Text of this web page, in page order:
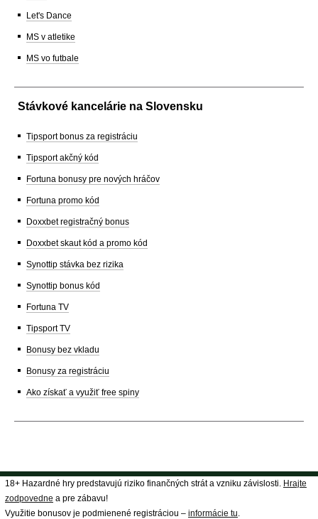
Let's Dance
MS v atletike
MS vo futbale
Stávkové kancelárie na Slovensku
Tipsport bonus za registráciu
Tipsport akčný kód
Fortuna bonusy pre nových hráčov
Fortuna promo kód
Doxxbet registračný bonus
Doxxbet skaut kód a promo kód
Synottip stávka bez rizika
Synottip bonus kód
Fortuna TV
Tipsport TV
Bonusy bez vkladu
Bonusy za registráciu
Ako získať a využiť free spiny
18+ Hazardné hry predstavujú riziko finančných strát a vzniku závislosti. Hrajte
zodpovedne a pre zábavu!
Využitie bonusov je podmienené registráciou – informácie tu